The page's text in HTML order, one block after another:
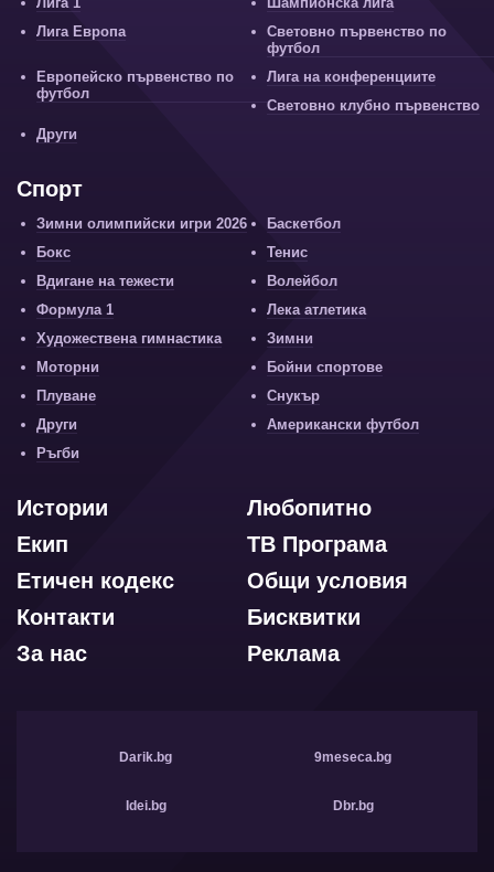
Лига Европа
Световно първенство по
футбол
Европейско първенство по
футбол
Лига на конференциите
Световно клубно първенство
Други
Спорт
Зимни олимпийски игри 2026
Баскетбол
Бокс
Тенис
Вдигане на тежести
Волейбол
Формула 1
Лека атлетика
Художествена гимнастика
Зимни
Моторни
Бойни спортове
Плуване
Снукър
Други
Американски футбол
Ръгби
Любопитно
Истории
ТВ Програма
Екип
Общи условия
Етичен кодекс
Бисквитки
Контакти
Реклама
За нас
Darik.bg 9meseca.bg
Idei.bg Dbr.bg